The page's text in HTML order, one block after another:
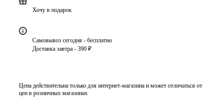
Хочу в подарок
Самовывоз сегодня - бесплатно
Доставка завтра - 390 ₽
Цена действительна только для интернет-магазина и может отличаться от
цен в розничных магазинах